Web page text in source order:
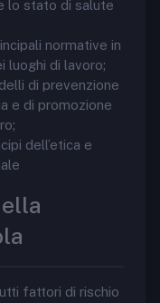
lo stato di salute
normative in
luoghi di lavoro;
di prevenzione
e di promozione
dell’etica e
fattori di rischio